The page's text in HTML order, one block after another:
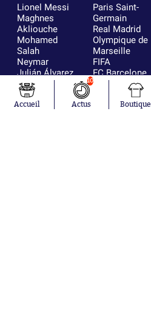
Lionel Messi
Maghnes
Akliouche
Mohamed
Salah
Neymar
Julián Álvarez
Ferrán Torres
Kilian Corredor
Franco
Paris Saint-
Germain
Real Madrid
Olympique de
Marseille
FIFA
FC Barcelone
Argentine
Olympique
lyonnais
Accueil
10
Actus Boutique